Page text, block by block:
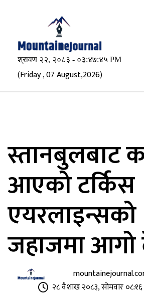
(Friday , 07 August,2026)
स्तानबुलबाट
आएको टर्किस
एयरलाइन्सको
जहाजमा आगो
२८ वैशाख २०८३, सोमवार